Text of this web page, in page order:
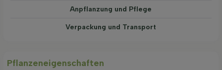
Anpflanzung und Pflege
Verpackung und Transport
Pflanzeneigenschaften